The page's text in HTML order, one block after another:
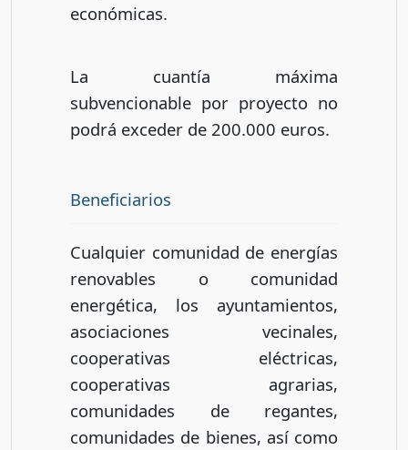
económicas.
La cuantía máxima
subvencionable por proyecto no
podrá exceder de 200.000 euros.
Beneficiarios
Cualquier comunidad de energías
renovables o comunidad
energética, los ayuntamientos,
asociaciones vecinales,
cooperativas eléctricas,
cooperativas agrarias,
comunidades de regantes,
comunidades de bienes, así como